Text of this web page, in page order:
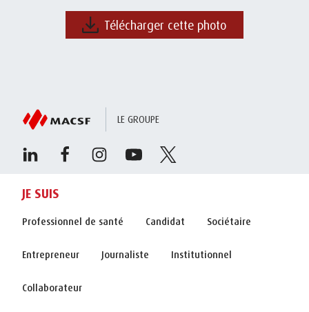
Télécharger cette photo
LE GROUPE
JE SUIS
Professionnel de santé Candidat Sociétaire
Entrepreneur Journaliste Institutionnel
Collaborateur